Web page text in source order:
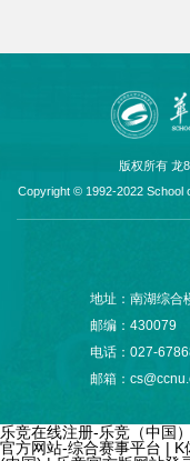
版权所有 龙
Copyright © 1992-2022 School
地址：南湖综合
邮编：430079
电话：027-
邮箱：
乐竞在线注册-乐竞（中国）
官方网站-综合赛事平台 | K